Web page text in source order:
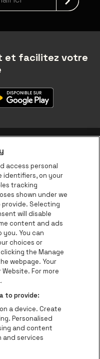
et facilitez votre
be•at
Youtube
de be•at
Anvers
2170 Anvers
RPR Antwerpen
2200 4925 0067 - BIC:
access personal
identifiers, on your
tracking
shown under we
Selecting
will disable
content and ads
you. You can
choices or
the Manage
webpage. Your
For more
to provide:
a device. Create
Personalised
and content
and services